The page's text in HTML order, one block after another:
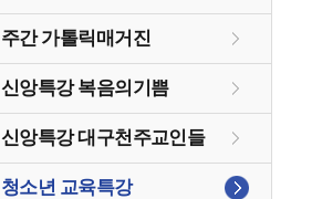
주간 가톨릭매거진
신앙특강 복음의기쁨
신앙특강 대구천주교인들
청소년 교육특강